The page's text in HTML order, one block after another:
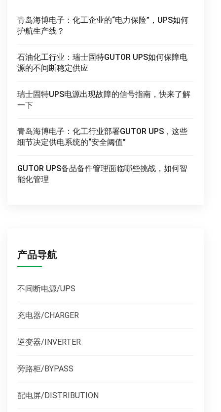
青岛海博电子：化工企业的“电力保险”，UPS如何
护航生产线？
石油化工行业：瑞士固特GUTOR UPS如何保障电
源的不间断稳定供应
瑞士固特UPS电源出现故障的信号指南，快来了解
一下
青岛海博电子：化工行业部署GUTOR UPS，这些
细节决定供电系统的“安全阈值”
GUTOR UPS备品备件管理面临哪些挑战，如何智
能化管理
产品导航
不间断电源/UPS
充电器/CHARGER
逆变器/INVERTER
旁路柜/BYPASS
配电屏/DISTRIBUTION